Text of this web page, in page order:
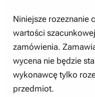
Niniejsze rozeznanie
wartości
zamówienia.
wycena nie będzie
wykonawcę tylko
przedmiot.